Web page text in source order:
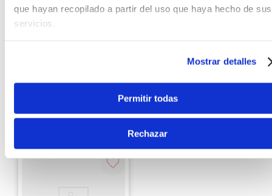
que hayan recopilado a partir del uso que haya hecho de sus
servicios.
Mostrar detalles
Permitir todas
Rechazar
¡Último Stock!
Ver producto
Agregar
S/ 1599.00
Ver producto
Agregar